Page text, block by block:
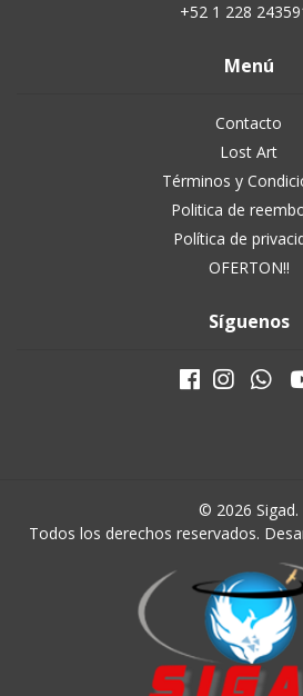
+52 1 228
Menú
Contacto
Lost Art
Términos y
Politica de
Política de
OFERTON!!
Síguenos
© 2026 Sigad.
Todos los derechos reservados.